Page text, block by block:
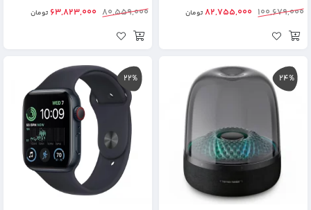
100,679,000
82,755,000تومان 80,559,000
63,823,000 تومان
24%
22%